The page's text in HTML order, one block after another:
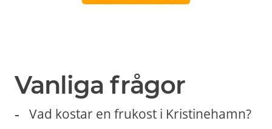
Vanliga frågor
Vad kostar en frukost i Kristinehamn?